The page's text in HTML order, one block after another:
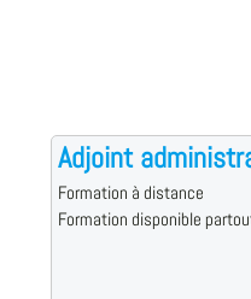
Adjoint
Formation à distance
Formation disponible